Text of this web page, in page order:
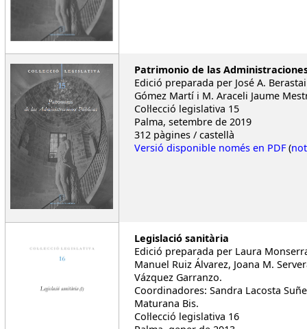
Patrimonio de las
Edició preparada per José A.
Gómez Martí i M. Araceli Jaume
Col·lecció legislativa 15
Palma, setembre de 2019
312 pàgines / castellà
Versió disponible només en PDF (
Legislació sanitària
Edició preparada per Laura
Manuel Ruiz Álvarez, Joana M.
Vázquez Garranzo.
Coordinadores: Sandra Lacosta
Maturana Bis.
Col·lecció legislativa 16